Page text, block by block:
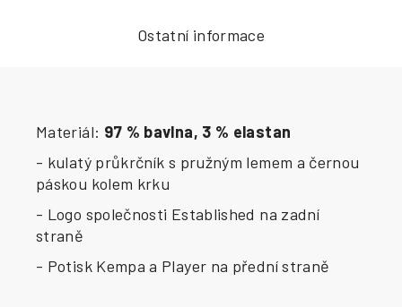
Ostatní informace
Materiál: 97 % bavlna, 3 % elastan
- kulatý průkrčník s pružným lemem a černou
páskou kolem krku
- Logo společnosti Established na zadní
straně
- Potisk Kempa a Player na přední straně